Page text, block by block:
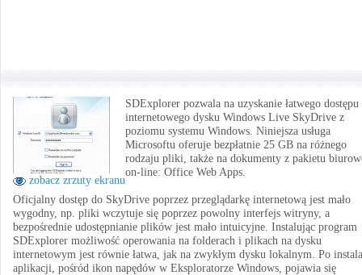
zobacz zrzuty ekranu
SDExplorer pozwala na uzyskanie łatwego dostępu
internetowego dysku Windows Live SkyDrive z
poziomu systemu Windows. Niniejsza usługa
Microsoftu oferuje bezpłatnie 25 GB na różnego
rodzaju pliki, także na dokumenty z pakietu
on-line: Office Web Apps.
Oficjalny dostęp do SkyDrive poprzez przeglądarkę internetową jest mało
wygodny, np. pliki wczytuje się poprzez powolny interfejs witryny, a
bezpośrednie udostępnianie plików jest mało intuicyjne. Instalując program
SDExplorer możliwość operowania na folderach i plikach na dysku
internetowym jest równie łatwa, jak na zwykłym dysku lokalnym. Po
aplikacji, pośród ikon napędów w Eksploratorze Windows, pojawia się